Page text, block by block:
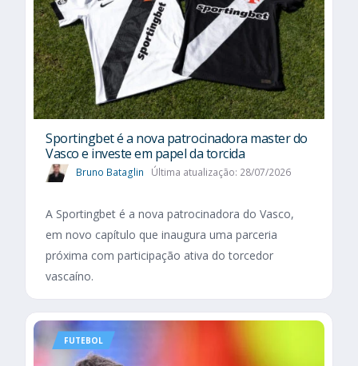
Sportingbet é a nova patrocinadora master do
Vasco e investe em papel da torcida
Bruno Bataglin Última atualização: 28/07/2026
A Sportingbet é a nova patrocinadora do Vasco,
em novo capítulo que inaugura uma parceria
próxima com participação ativa do torcedor
vascaíno.
FUTEBOL